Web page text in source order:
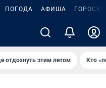
ПОГОДА АФИША
отдохнуть этим летом Кто